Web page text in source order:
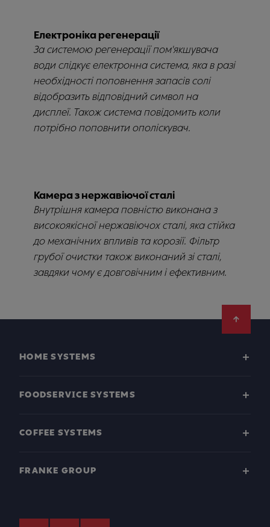
Електроніка регенерації
За системою регенерації пом'якшувача
води слідкує електронна система, яка в разі
необхідності поповнення запасів солі
відобразить відповідний символ на
дисплеї. Також система повідомить коли
потрібно поповнити ополіскувач.
Камера з нержавіючої сталі
Внутрішня камера повністю виконана з
високоякісної нержавіючох сталі, яка стійка
до механічних впливів та корозії. Фільтр
грубої очистки також виконаний зі сталі,
завдяки чому є довговічним і ефективним.
HOME SYSTEMS
FOODSERVICE SYSTEMS
COFFEE SYSTEMS
FRANKE GROUP